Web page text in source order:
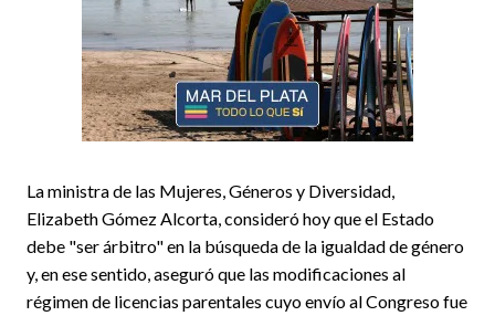
La ministra de las Mujeres, Géneros y Diversidad,
Elizabeth Gómez Alcorta, consideró hoy que el Estado
debe "ser árbitro" en la búsqueda de la igualdad de género
y, en ese sentido, aseguró que las modificaciones al
régimen de licencias parentales cuyo envío al Congreso fue